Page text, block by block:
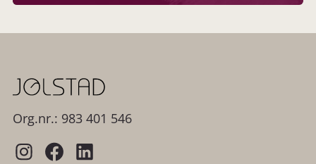
Org.nr.: 983 401 546